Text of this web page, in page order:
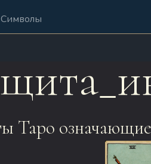
Символы
Таро